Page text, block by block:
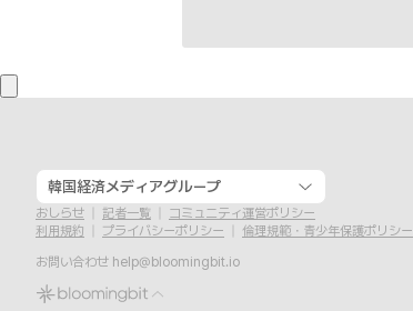
韓国経済メディアグループ
おしらせ 記者一覧
コミュニティ運営ポリシー
利用規約
プライバシーポリシー
倫理規範・青少年保護ポリシー
お問い合わせ help@bloomingbit.io